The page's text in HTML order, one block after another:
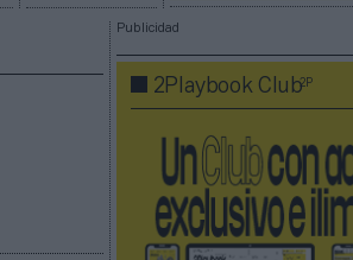
Publicidad
2Playbook Club2P